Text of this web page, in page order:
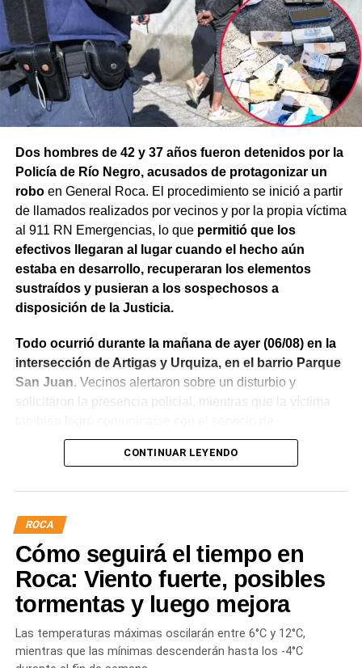
Dos hombres de 42 y 37 años fueron detenidos por la
Policía de Río Negro, acusados de protagonizar un
roboen General Roca. El procedimiento se inició a partir
de llamados realizados por vecinos y por la propia víctima
al 911 RN Emergencias, lo que permitió que los
efectivos llegaran al lugar cuando el hecho aún
estaba en desarrollo, recuperaran los elementos
sustraídos y pusieran a los sospechosos a
disposición de la Justicia.
Todo ocurrió durante la mañana de ayer (06/08) en la
intersección de Artigas y Urquiza, en el barrio Parque
San Juan. Vecinos alertaron sobre un disturbio y
solicitaron la presencia policial, mientras que la víctima
emergencias para informar lo que estaba ocurriendo.
a uno de los sospechosos. Según relató,ambos
hombres le habían sustraído una bolsa con dinero en
efectivo y dos teléfonos celulares. En el lugar se
recuperó parte de los bienes robados y se detuvo al
primer involucrado.
En forma paralela,otra comisión policial se dirigió a
una vivienda ubicada en el barrio Villa Obrera,
señalada por la víctima. Allí se identificó al segundo
CONTINUAR LEYENDO
ROCA
Cómo seguirá el tiempo en
Roca: Viento fuerte, posibles
tormentas y luego mejora
Las temperaturas máximas oscilarán entre 6°C y 12°C,
mientras que las mínimas descenderán hasta los -4°C